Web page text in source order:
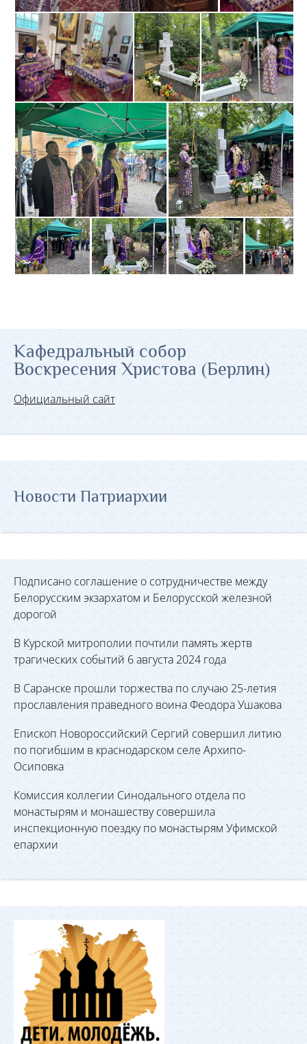
Кафедральный собор
Воскресения Христова (Берлин)
Официальный сайт
Новости Патриархии
Подписано соглашение о сотрудничестве между
Белорусским экзархатом и Белорусской железной
дорогой
В Курской митрополии почтили память жертв
трагических событий 6 августа 2024 года
В Саранске прошли торжества по случаю 25-летия
прославления праведного воина Феодора Ушакова
Епископ Новороссийский Сергий совершил литию
по погибшим в краснодарском селе Архипо-
Осиповка
Комиссия коллегии Синодального отдела по
монастырям и монашеству совершила
инспекционную поездку по монастырям Уфимской
епархии